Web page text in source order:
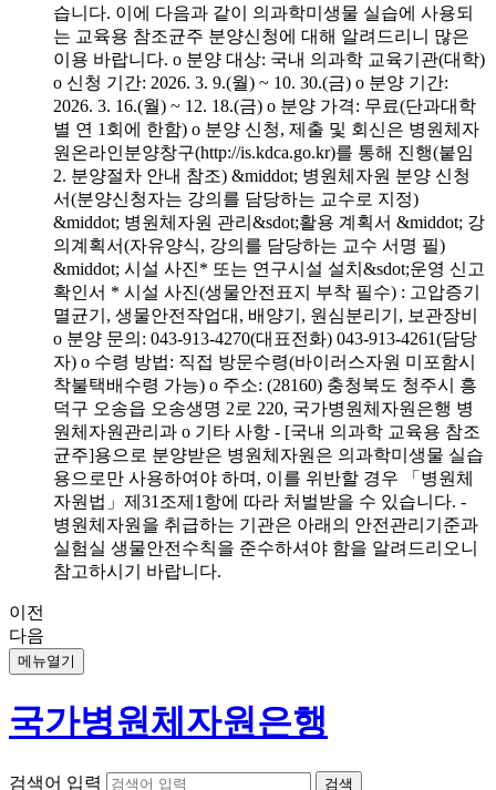
습니다. 이에 다음과 같이 의과학미생물 실습에 사용되
는 교육용 참조균주 분양신청에 대해 알려드리니 많은
이용 바랍니다. o 분양 대상: 국내 의과학 교육기관(대학)
o 신청 기간: 2026. 3. 9.(월) ~ 10. 30.(금) o 분양 기간:
2026. 3. 16.(월) ~ 12. 18.(금) o 분양 가격: 무료(단과대학
별 연 1회에 한함) o 분양 신청, 제출 및 회신은 병원체자
원온라인분양창구(http://is.kdca.go.kr)를 통해 진행(붙임
2. 분양절차 안내 참조) &middot; 병원체자원 분양 신청
서(분양신청자는 강의를 담당하는 교수로 지정)
&middot; 병원체자원 관리&sdot;활용 계획서 &middot; 강
의계획서(자유양식, 강의를 담당하는 교수 서명 필)
&middot; 시설 사진* 또는 연구시설 설치&sdot;운영 신고
확인서 * 시설 사진(생물안전표지 부착 필수) : 고압증기
멸균기, 생물안전작업대, 배양기, 원심분리기, 보관장비
o 분양 문의: 043-913-4270(대표전화) 043-913-4261(담당
자) o 수령 방법: 직접 방문수령(바이러스자원 미포함시
착불택배수령 가능) o 주소: (28160) 충청북도 청주시 흥
덕구 오송읍 오송생명 2로 220, 국가병원체자원은행 병
원체자원관리과 o 기타 사항 - [국내 의과학 교육용 참조
균주]용으로 분양받은 병원체자원은 의과학미생물 실습
용으로만 사용하여야 하며, 이를 위반할 경우 「병원체
자원법」제31조제1항에 따라 처벌받을 수 있습니다. -
병원체자원을 취급하는 기관은 아래의 안전관리기준과
실험실 생물안전수칙을 준수하셔야 함을 알려드리오니
참고하시기 바랍니다.
이전
다음
메뉴열기
국가병원체자원은행
검색어 입력